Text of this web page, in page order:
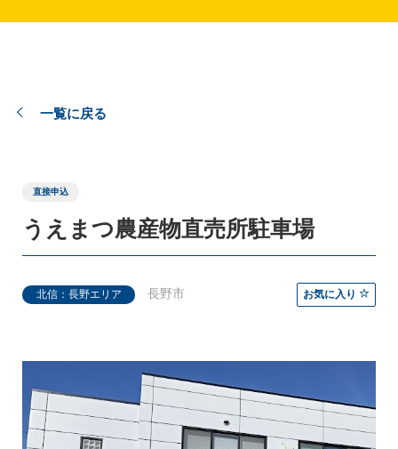
キッチンカー
登録ご希望の方はこちら
お知らせ・出店情報
一覧に戻る
直接申込
うえまつ農産物直売所駐車場
北信：長野エリア 長野市 お気に入り